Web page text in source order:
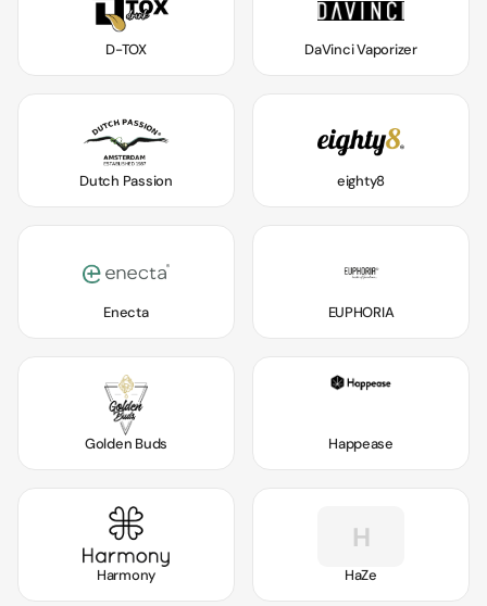
D-TOX DaVinci Vaporizer
Dutch Passion eighty8
Enecta EUPHORIA
Golden Buds Happease
Harmony
H
HaZe